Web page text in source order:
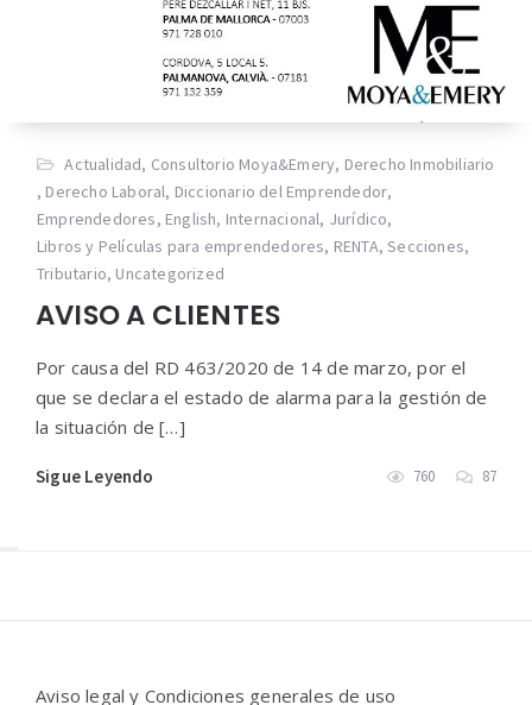
Actualidad, Consultorio Moya&Emery, Derecho Inmobiliario
, Derecho Laboral, Diccionario del Emprendedor,
Emprendedores, English, Internacional, Jurídico,
Libros y Películas para emprendedores, RENTA,Secciones,
Tributario, Uncategorized
AVISO A CLIENTES
Por causa del RD 463/2020 de 14 de marzo, por el
que se declara el estado de alarma para la gestión de
la situación de […]
Sigue Leyendo 760 87
Aviso legal y Condiciones generales de uso